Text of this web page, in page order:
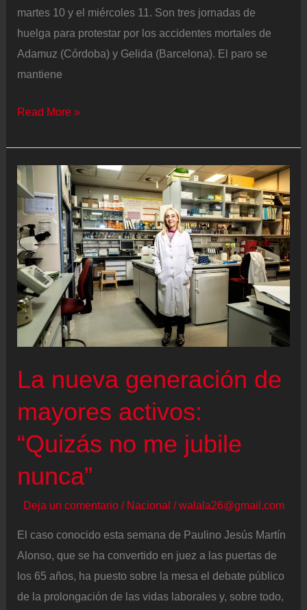
martes 10 y el miércoles 11. Son tres jornadas de
huelga para protestar por los accidentes mortales de
Adamuz (Córdoba) y Gelida (Barcelona). El paro se
mantiene
Huelga
maquinistas
de
febrero:
fechas,
trenes
afectados
y
servicios
mínimos
Read More »
La nueva generación de
mayores activos:
“Quizás no me jubile
nunca”
Deja un comentario / Nacional /walala26@gmail.com
El caso conocido esta semana de Paulino Jesús Martín
Alonso, que se ha convertido en juez a las puertas de
los 65 años, ha puesto sobre la mesa el debate público
de la prolongación de las vidas laborales y, sobre todo,